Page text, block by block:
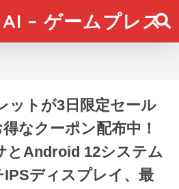
– ゲームプレス
ットが3日限定セール
なクーポン配布中！
とAndroid 12システム
IPSディスプレイ、最